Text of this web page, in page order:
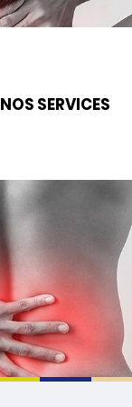
NOS SERVICES